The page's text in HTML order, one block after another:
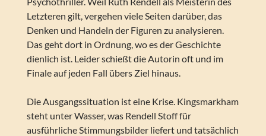
Letzteren gilt, vergehen viele Seiten darüber, das
Denken und Handeln der Figuren zu analysieren.
Das geht dort in Ordnung, wo es der Geschichte
dienlich ist. Leider schießt die Autorin oft und im
Finale auf jeden Fall übers Ziel hinaus.
Die Ausgangssituation ist eine Krise. Kingsmarkham
steht unter Wasser, was Rendell Stoff für
ausführliche Stimmungsbilder liefert und tatsächlich